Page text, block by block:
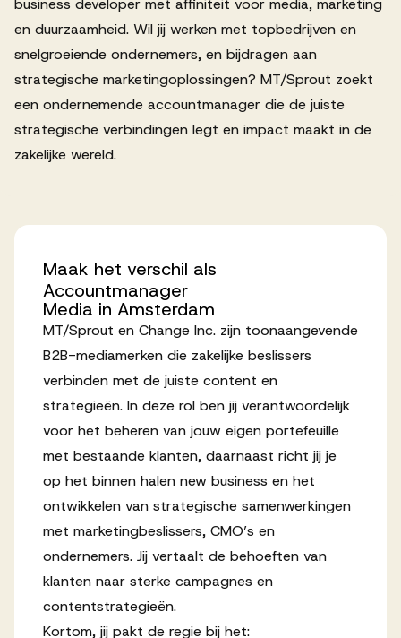
Vervulde vacatures
Over AV
Werken bij AV
Aanmelden
Werken bij AV
Voor kandidaten
Inspiratie
business developer met affiniteit voor media, marketing
en duurzaamheid. Wil jij werken met topbedrijven en
snelgroeiende ondernemers, en bijdragen aan
strategische marketingoplossingen? MT/Sprout zoekt
een ondernemende accountmanager die de juiste
strategische verbindingen legt en impact maakt in de
zakelijke wereld.
Maak het verschil als
Accountmanager
Media in Amsterdam
MT/Sprout en Change Inc. zijn toonaangevende
B2B-mediamerken die zakelijke beslissers
verbinden met de juiste content en
strategieën. In deze rol ben jij verantwoordelijk
voor het beheren van jouw eigen portefeuille
met bestaande klanten, daarnaast richt jij je
op het binnen halen new business en het
ontwikkelen van strategische samenwerkingen
met marketingbeslissers, CMO’s en
ondernemers. Jij vertaalt de behoeften van
klanten naar sterke campagnes en
contentstrategieën.
Kortom, jij pakt de regie bij het: